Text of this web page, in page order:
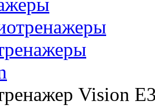
Vision